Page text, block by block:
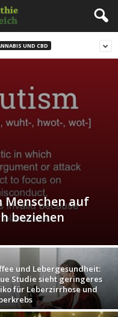
UND CBD
Menschen auf
beziehen
und Lebergesundheit:
Studie sieht geringeres
für Leberzirrhose und